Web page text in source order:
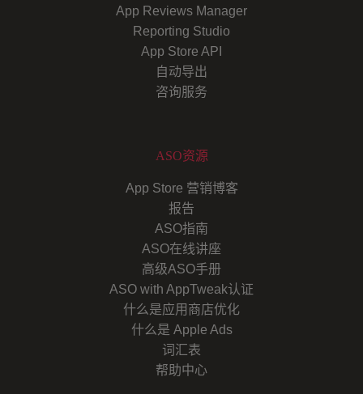
App Reviews Manager
Reporting Studio
App Store API
自动导出
咨询服务
ASO资源
App Store 营销博客
报告
ASO指南
ASO在线讲座
高级ASO手册
ASO with AppTweak认证
什么是应用商店优化
什么是 Apple Ads
词汇表
帮助中心